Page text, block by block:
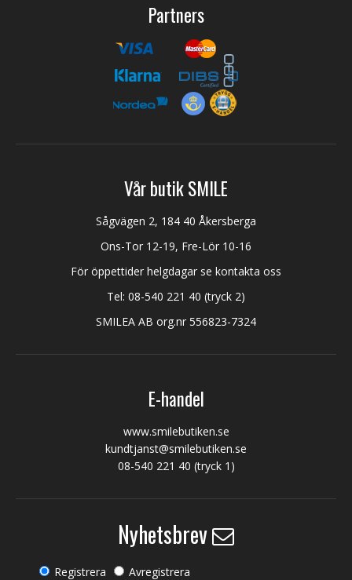
Partners
Vår butik SMILE
Sågvägen 2, 184 40 Åkersberga
Ons-Tor 12-19, Fre-Lör 10-16
För öppettider helgdagar se kontakta oss
Tel: 08-540 221 40 (tryck 2)
SMILEA AB org.nr 556823-7324
E-handel
www.smilebutiken.se
kundtjanst@smilebutiken.se
08-540 221 40 (tryck 1)
Nyhetsbrev
Registrera Avregistrera